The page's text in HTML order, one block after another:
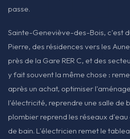
passe.
Sainte-Geneviève-des-Bois, c'est
Pierre, des résidences vers les
près de la Gare RER C, et des
y fait souvent la même chose :
après un achat, optimiser
l'électricité, reprendre une salle de
plombier reprend les réseaux d'eau
de bain. L'électricien remet le